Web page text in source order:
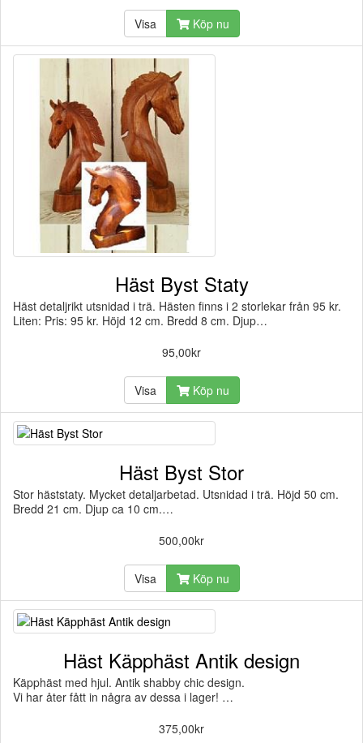
Visa Köp nu
Häst Byst Staty
Häst detaljrikt utsnidad i trä. Hästen finns i 2 storlekar från 95 kr.
Liten: Pris: 95 kr. Höjd 12 cm. Bredd 8 cm. Djup…
95,00kr
Visa Köp nu
Häst Byst Stor
Stor häststaty. Mycket detaljarbetad. Utsnidad i trä. Höjd 50 cm.
Bredd 21 cm. Djup ca 10 cm.…
500,00kr
Visa Köp nu
Häst Käpphäst Antik design
Käpphäst med hjul. Antik shabby chic design.
Vi har åter fått in några av dessa i lager! …
375,00kr